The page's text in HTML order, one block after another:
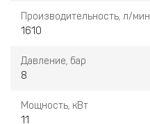
Производительность, л/мин
1610
Давление, бар
8
Мощность, кВт
11